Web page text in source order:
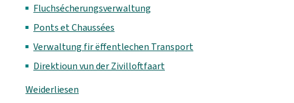
Fluchsécherungsverwaltung
Ponts et Chaussées
Verwaltung fir ëffentlechen Transport
Direktioun vun der Zivilloftfaart
Weiderliesen